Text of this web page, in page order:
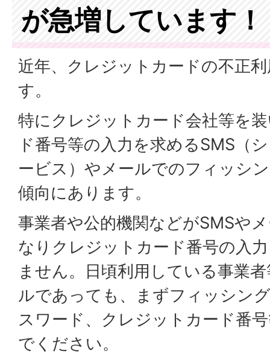
が急増しています！
近年、クレジットカードの不正
す。
特にクレジットカード会社等を
ド番号等の入力を求めるSMS（
ービス）やメールでのフィッシ
傾向にあります。
事業者や公的機関などがSMSや
なりクレジットカード番号の入
ません。日頃利用している事業
ルであっても、まずフィッシン
スワード、クレジットカード番
でください。